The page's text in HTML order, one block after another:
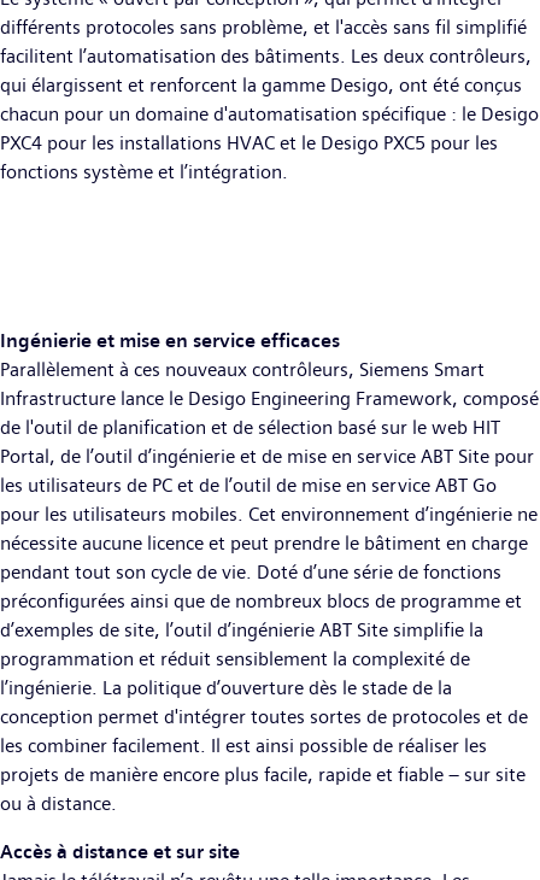
différents protocoles sans problème, et l'accès sans fil simplifié
facilitent l’automatisation des bâtiments. Les deux contrôleurs,
qui élargissent et renforcent la gamme Desigo, ont été conçus
chacun pour un domaine d'automatisation spécifique : le Desigo
PXC4 pour les installations HVAC et le Desigo PXC5 pour les
fonctions système et l’intégration.
Ingénierie et mise en service efficaces
Parallèlement à ces nouveaux contrôleurs, Siemens Smart
Infrastructure lance le Desigo Engineering Framework, composé
de l'outil de planification et de sélection basé sur le web HIT
Portal, de l’outil d’ingénierie et de mise en service ABT Site pour
les utilisateurs de PC et de l’outil de mise en service ABT Go
pour les utilisateurs mobiles. Cet environnement d’ingénierie ne
nécessite aucune licence et peut prendre le bâtiment en charge
pendant tout son cycle de vie. Doté d’une série de fonctions
préconfigurées ainsi que de nombreux blocs de programme et
d’exemples de site, l’outil d’ingénierie ABT Site simplifie la
programmation et réduit sensiblement la complexité de
l’ingénierie. La politique d’ouverture dès le stade de la
conception permet d'intégrer toutes sortes de protocoles et de
les combiner facilement. Il est ainsi possible de réaliser les
projets de manière encore plus facile, rapide et fiable – sur site
ou à distance.
Accès à distance et sur site